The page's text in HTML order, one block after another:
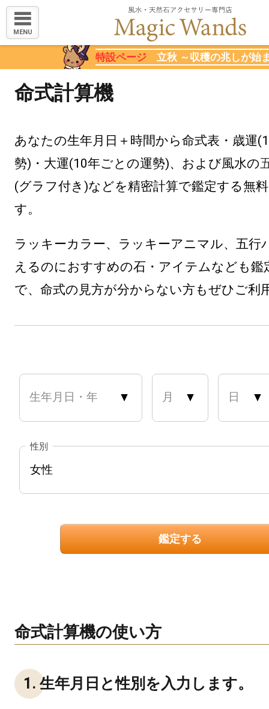
MENU
特設ページ立秋 ～収穫の兆しが始
命式計算機
あなたの生年月日＋時間から命式表・歳運
勢)・大運(10年ごとの運勢)、および風水の
(グラフ付き)などを精密計算で鑑定する無
す。
ラッキーカラー、ラッキーアニマル、五行
えるのにおすすめの石・アイテムなども鑑
で、命式の見方が分からない方もぜひご利
生年月日・年 月 日
性別
鑑定する
命式計算機の使い方
1. 生年月日と性別を入力します。